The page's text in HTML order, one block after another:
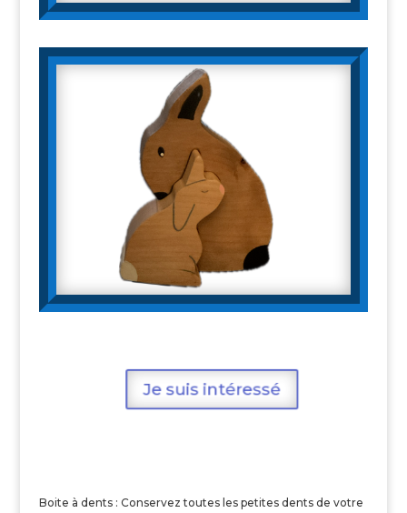
Je suis intéressé
Boite à dents : Conservez toutes les petites dents de votre